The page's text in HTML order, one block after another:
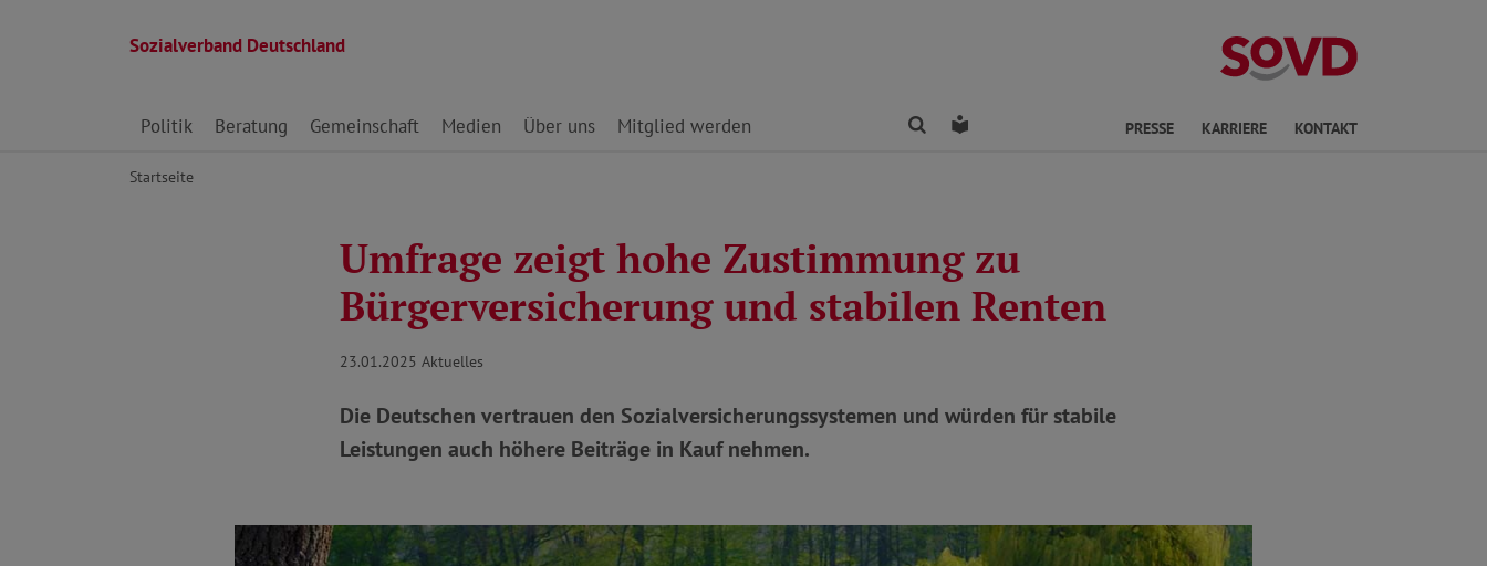
Sozialverband Deutschland
Direkt zu den Inhalten springen
Politik Beratung Gemeinschaft Medien Über uns Mitglied werden FindenLeichte Sprache PRESSE KARRIERE KONTAKT
Startseite
Umfrage zeigt hohe Zustimmung zu
Bürgerversicherung und stabilen Renten
23.01.2025 Aktuelles
Die Deutschen vertrauen den Sozialversicherungssystemen und würden für stabile
Leistungen auch höhere Beiträge in Kauf nehmen.